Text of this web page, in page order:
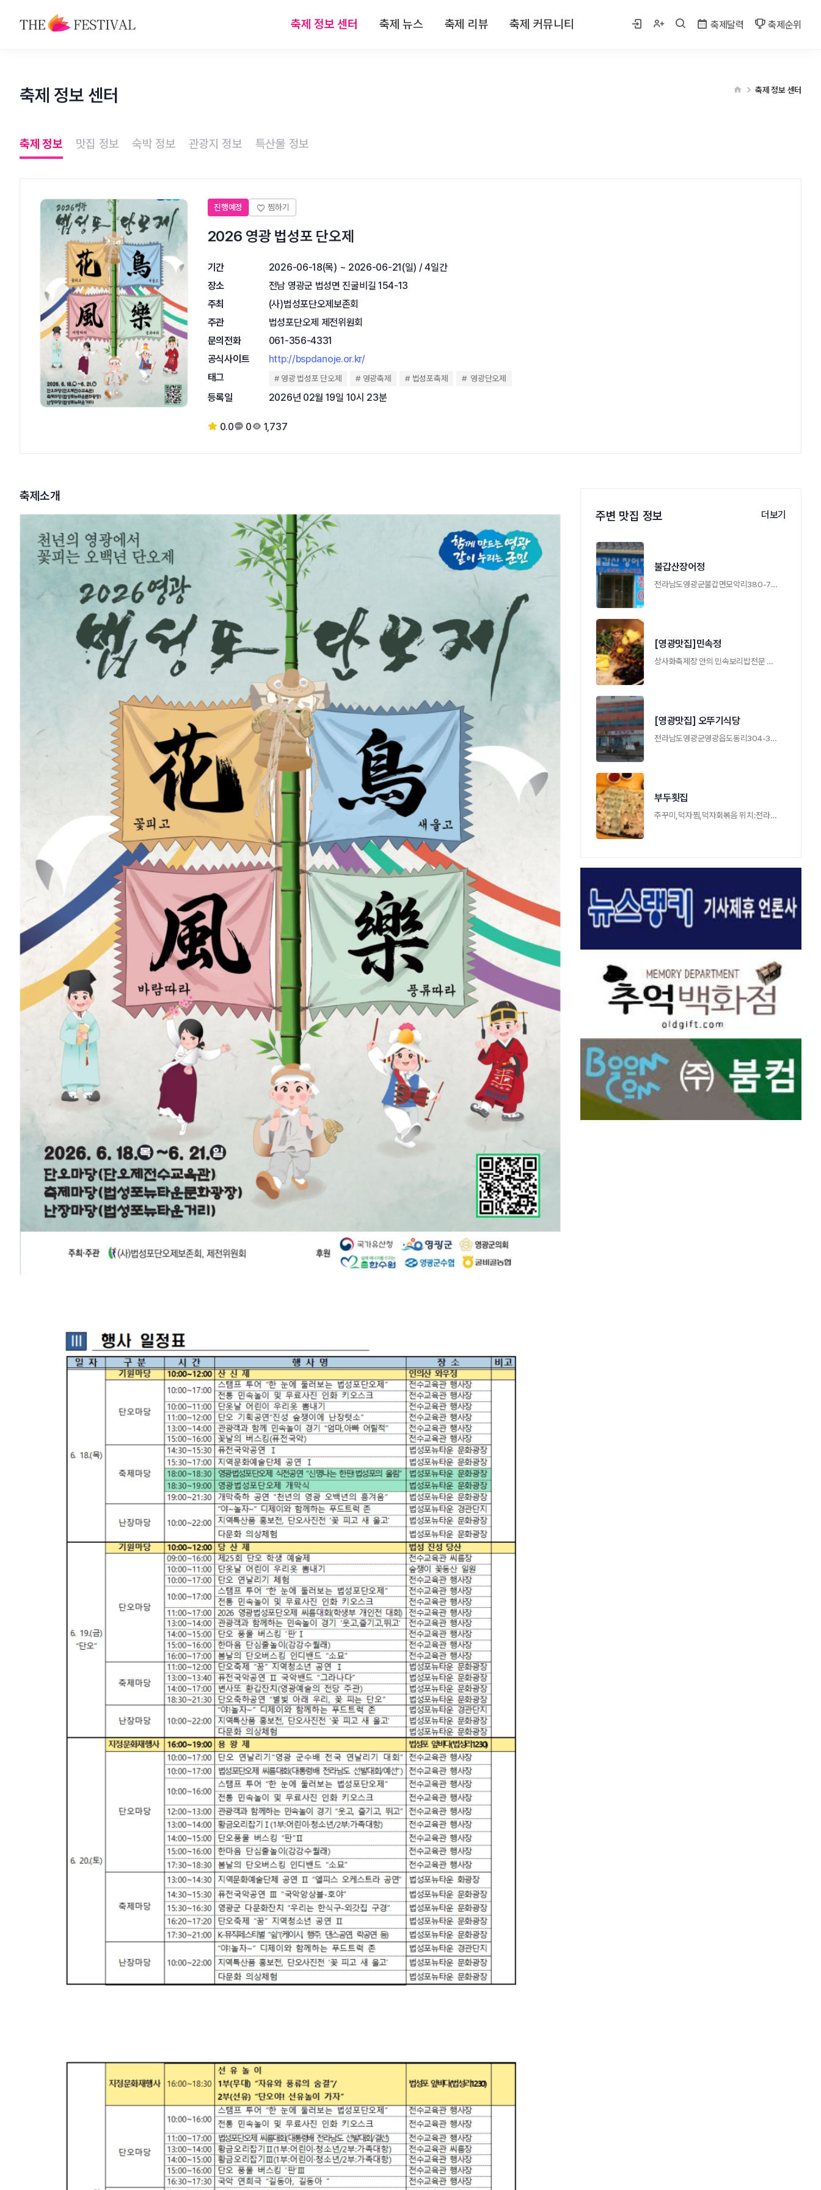
축제 정보 센터 축제 뉴스 축제 리뷰 축제 커뮤니티 축제달력 축제순위
관광지 정보
축제 정보 센터 축제 정보 센터
축제 정보 맛집 정보 숙박 정보 관광지 정보 특산물 정보
진행예정
2026 영광 법성포 단오제
기간
2026-06-18(목) ~ 2026-06-21(일) / 4일간
장소
전남 영광군 법성면 진굴비길 154-13
주최
(사)법성포단오제보존회
주관
법성포단오제 제전위원회
문의전화
061-356-4331
공식사이트
http://bspdanoje.or.kr/
태그
영광 법성포 단오제 영광축제 법성포축제 영광단오제
등록일 2026년 02월 19일 10시 23분
0.0 0 1,737
축제소개
주변 맛집 정보
더보기
불갑산장어정
전라남도영광군불갑면모악리380-7(불갑사입구 …
[영광맛집]민속정
상사화축제장 안의 민속보리밥전문 남도음식 …
[영광맛집] 오뚜기식당
전라남도영광군영광읍도동리304-3 영광군청근 …
부두횟집
주꾸미,덕자찜,덕자회볶음 위치:전라남도영 …